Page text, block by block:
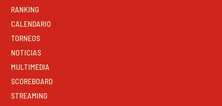
RANKING
CALENDARIO
TORNEOS
NOTICIAS
MULTIMEDIA
SCOREBOARD
STREAMING